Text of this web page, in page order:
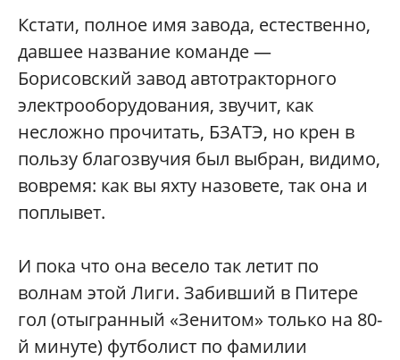
Кстати, полное имя завода, естественно,
давшее название команде —
Борисовский завод автотракторного
электрооборудования, звучит, как
несложно прочитать, БЗАТЭ, но крен в
пользу благозвучия был выбран, видимо,
вовремя: как вы яхту назовете, так она и
поплывет.
И пока что она весело так летит по
волнам этой Лиги. Забивший в Питере
гол (отыгранный «Зенитом» только на 80-
й минуте) футболист по фамилии